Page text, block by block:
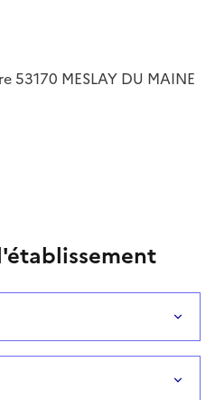
53170 MESLAY DU MAINE